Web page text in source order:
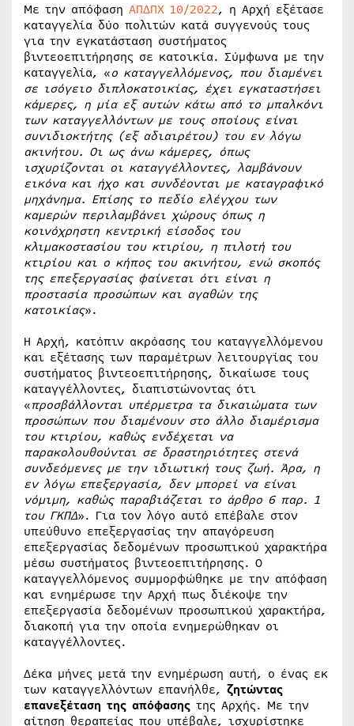
Με την απόφαση ΑΠΔΠΧ 10/2022, η Αρχή εξέτασε
καταγγελία δύο πολιτών κατά συγγενούς τους
για την εγκατάσταση συστήματος
βιντεοεπιτήρησης σε κατοικία. Σύμφωνα με την
καταγγελία, «ο καταγγελλόμενος, που διαμένει
σε ισόγειο διπλοκατοικίας, έχει εγκαταστήσει
κάμερες, η μία εξ αυτών κάτω από το μπαλκόνι
των καταγγελλόντων με τους οποίους είναι
συνιδιοκτήτης (εξ αδιαιρέτου) του εν λόγω
ακινήτου. Οι ως άνω κάμερες, όπως
ισχυρίζονται οι καταγγέλλοντες, λαμβάνουν
εικόνα και ήχο και συνδέονται με καταγραφικό
μηχάνημα. Επίσης το πεδίο ελέγχου των
καμερών περιλαμβάνει χώρους όπως η
κοινόχρηστη κεντρική είσοδος του
κλιμακοστασίου του κτιρίου, η πιλοτή του
κτιρίου και ο κήπος του ακινήτου, ενώ σκοπός
της επεξεργασίας φαίνεται ότι είναι η
προστασία προσώπων και αγαθών της
κατοικίας».
Η Αρχή, κατόπιν ακρόασης του καταγγελλόμενου
και εξέτασης των παραμέτρων λειτουργίας του
συστήματος βιντεοεπιτήρησης, δικαίωσε τους
καταγγέλλοντες, διαπιστώνοντας ότι
«προσβάλλονται υπέρμετρα τα δικαιώματα των
προσώπων που διαμένουν στο άλλο διαμέρισμα
του κτιρίου, καθώς ενδέχεται να
παρακολουθούνται σε δραστηριότητες στενά
συνδεόμενες με την ιδιωτική τους ζωή. Άρα, η
εν λόγω επεξεργασία, δεν μπορεί να είναι
νόμιμη, καθώς παραβιάζεται το άρθρο 6 παρ. 1
του ΓΚΠΔ». Για τον λόγο αυτό επέβαλε στον
υπεύθυνο επεξεργασίας την απαγόρευση
επεξεργασίας δεδομένων προσωπικού χαρακτήρα
μέσω συστήματος βιντεοεπιτήρησης. Ο
καταγγελλόμενος συμμορφώθηκε με την απόφαση
και ενημέρωσε την Αρχή πως διέκοψε την
επεξεργασία δεδομένων προσωπικού χαρακτήρα,
διακοπή για την οποία ενημερώθηκαν οι
καταγγέλλοντες.
Δέκα μήνες μετά την ενημέρωση αυτή, ο ένας εκ
των καταγγελλόντων επανήλθε, ζητώντας
επανεξέταση της απόφασης της Αρχής. Με την
αίτηση θεραπείας που υπέβαλε, ισχυρίστηκε